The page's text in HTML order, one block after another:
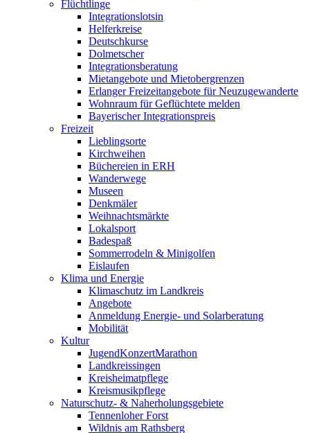
Flüchtlinge
Integrationslotsin
Helferkreise
Deutschkurse
Dolmetscher
Integrationsberatung
Mietangebote und Mietobergrenzen
Erlanger Freizeitangebote für Neuzugewanderte
Wohnraum für Geflüchtete melden
Bayerischer Integrationspreis
Freizeit
Lieblingsorte
Kirchweihen
Büchereien in ERH
Wanderwege
Museen
Denkmäler
Weihnachtsmärkte
Lokalsport
Badespaß
Sommerrodeln & Minigolfen
Eislaufen
Klima und Energie
Klimaschutz im Landkreis
Angebote
Anmeldung Energie- und Solarberatung
Mobilität
Kultur
JugendKonzertMarathon
Landkreissingen
Kreisheimatpflege
Kreismusikpflege
Naturschutz- & Naherholungsgebiete
Tennenloher Forst
Wildnis am Rathsberg